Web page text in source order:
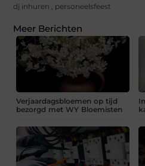
dj inhuren personeelsfeest
Meer Berichten
Verjaardagsbloemen op tijd
bezorgd met WY Bloemisten